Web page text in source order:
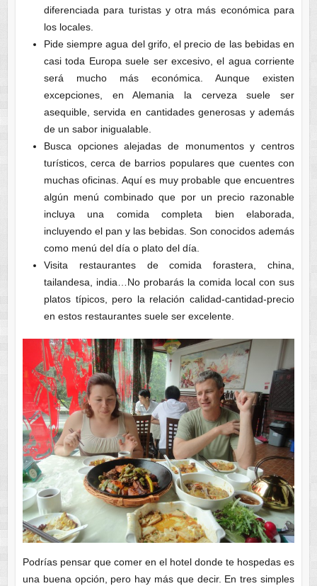
diferenciada para turistas y otra más económica para
los locales.
Pide siempre agua del grifo, el precio de las bebidas en
casi toda Europa suele ser excesivo, el agua corriente
será mucho más económica. Aunque existen
excepciones, en Alemania la cerveza suele ser
asequible, servida en cantidades generosas y además
de un sabor inigualable.
Busca opciones alejadas de monumentos y centros
turísticos, cerca de barrios populares que cuentes con
muchas oficinas. Aquí es muy probable que encuentres
algún menú combinado que por un precio razonable
incluya una comida completa bien elaborada,
incluyendo el pan y las bebidas. Son conocidos además
como menú del día o plato del día.
Visita restaurantes de comida forastera, china,
tailandesa, india…No probarás la comida local con sus
platos típicos, pero la relación calidad-cantidad-precio
en estos restaurantes suele ser excelente.
Podrías pensar que comer en el hotel donde te hospedas es
una buena opción, pero hay más que decir. En tres simples